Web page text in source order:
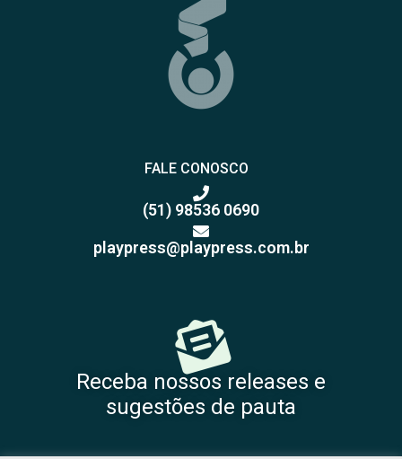
FALE CONOSCO
(51) 98536 0690
playpress@playpress.com.br
Receba nossos releases e
sugestões de pauta